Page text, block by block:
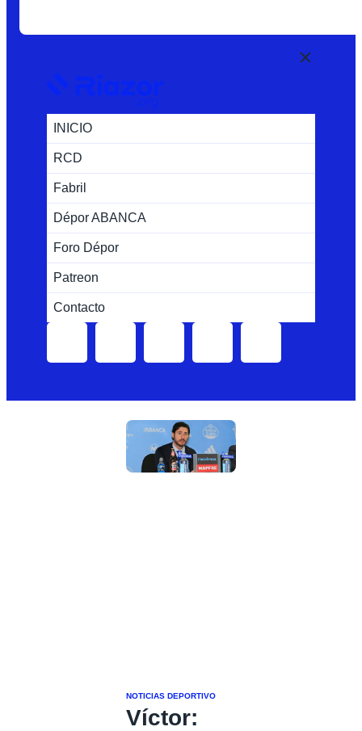
INICIO
RCD
Fabril
Dépor ABANCA
Foro Dépor
Patreon
Contacto
NOTICIAS DEPORTIVO
Víctor: